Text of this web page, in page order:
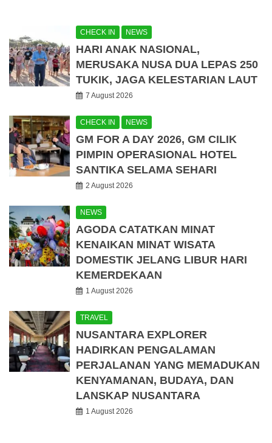
CHECK IN NEWS
HARI ANAK NASIONAL,
MERUSAKA NUSA DUA LEPAS 250
TUKIK, JAGA KELESTARIAN LAUT
7 August 2026
CHECK IN NEWS
GM FOR A DAY 2026, GM CILIK
PIMPIN OPERASIONAL HOTEL
SANTIKA SELAMA SEHARI
2 August 2026
NEWS
AGODA CATATKAN MINAT
KENAIKAN MINAT WISATA
DOMESTIK JELANG LIBUR HARI
KEMERDEKAAN
1 August 2026
TRAVEL
NUSANTARA EXPLORER
HADIRKAN PENGALAMAN
PERJALANAN YANG MEMADUKAN
KENYAMANAN, BUDAYA, DAN
LANSKAP NUSANTARA
1 August 2026